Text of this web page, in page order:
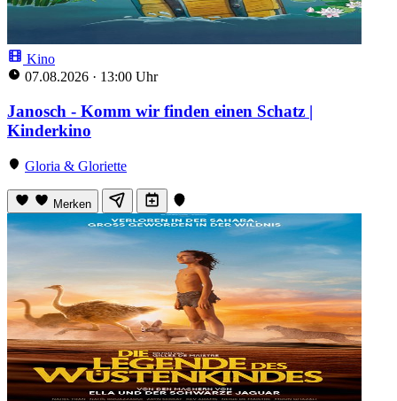
Kino
07.08.2026 · 13:00 Uhr
Janosch - Komm wir finden einen Schatz |
Kinderkino
Gloria & Gloriette
Merken